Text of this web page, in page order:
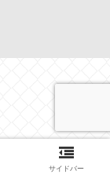
サイドバー